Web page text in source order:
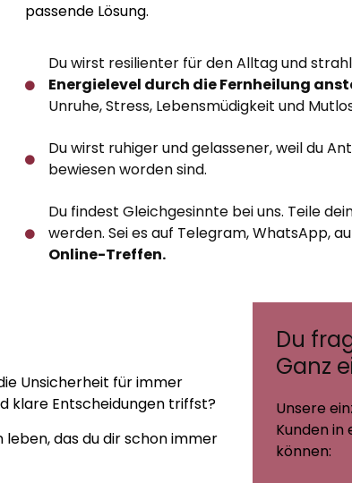
passende Lösung.
Du wirst resilienter für den Alltag und
Energielevel durch die Fernheilung
Unruhe, Stress, Lebensmüdigkeit und
Du wirst ruhiger und gelassener, weil du
bewiesen worden sind.
Du findest Gleichgesinnte bei uns. Teile
werden. Sei es auf Telegram, WhatsApp,
Online-Treffen.
Unsicherheit für immer
klare Entscheidungen triffst?
das du dir schon immer
Du
Ganz
Unsere
Kunden in
können: